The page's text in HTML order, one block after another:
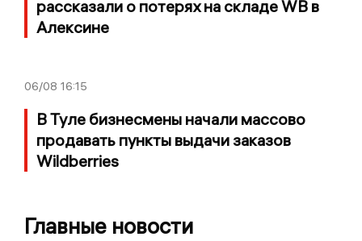
рассказали о потерях на складе WB в
Алексине
06/08 16:15
В Туле бизнесмены начали массово
продавать пункты выдачи заказов
Wildberries
Главные новости